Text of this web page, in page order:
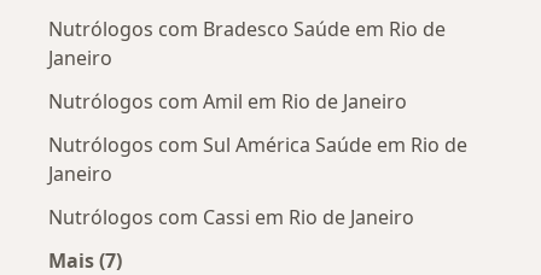
Nutrólogos com Bradesco Saúde em Rio de
Janeiro
Nutrólogos com Amil em Rio de Janeiro
Nutrólogos com Sul América Saúde em Rio de
Janeiro
Nutrólogos com Cassi em Rio de Janeiro
Mais (7)